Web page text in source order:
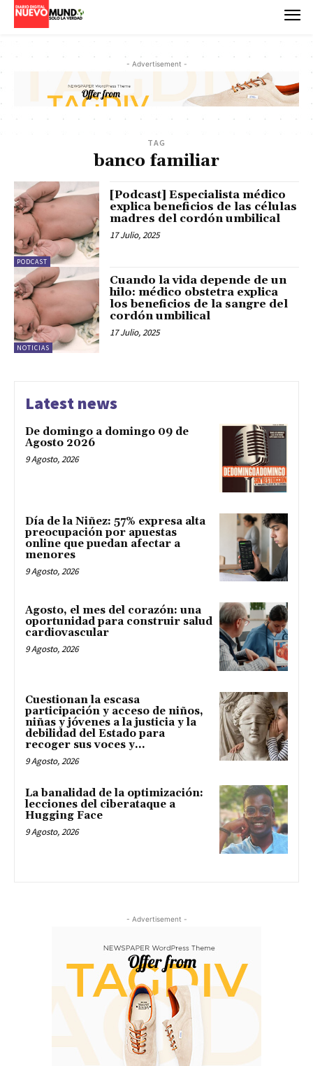
- Advertisement -
TAG
banco familiar
PODCAST
[Podcast] Especialista médico
explica beneficios de las células
madres del cordón umbilical
17 Julio, 2025
NOTICIAS
Cuando la vida depende de un
hilo: médico obstetra explica
los beneficios de la sangre del
cordón umbilical
17 Julio, 2025
Latest news
De domingo a domingo 09 de
Agosto 2026
9 Agosto, 2026
Día de la Niñez: 57% expresa alta
preocupación por apuestas
online que puedan afectar a
menores
9 Agosto, 2026
Agosto, el mes del corazón: una
oportunidad para construir salud
cardiovascular
9 Agosto, 2026
Cuestionan la escasa
participación y acceso de niños,
niñas y jóvenes a la justicia y la
debilidad del Estado para
recoger sus voces y...
9 Agosto, 2026
La banalidad de la optimización:
lecciones del ciberataque a
Hugging Face
9 Agosto, 2026
- Advertisement -